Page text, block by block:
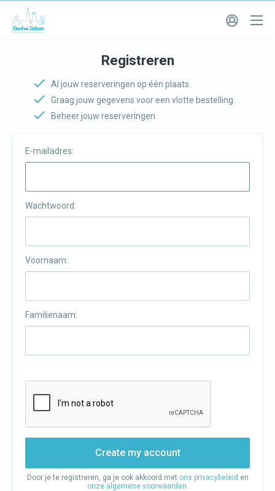
Registreren
Al jouw reserveringen op één plaats.
Graag jouw gegevens voor een vlotte bestelling.
Beheer jouw reserveringen
E-mailadres:
Wachtwoord:
Voornaam:
Familienaam:
Create my account
Door je te registreren, ga je ook akkoord met ons privacybeleid en
onze algemene voorwaarden.